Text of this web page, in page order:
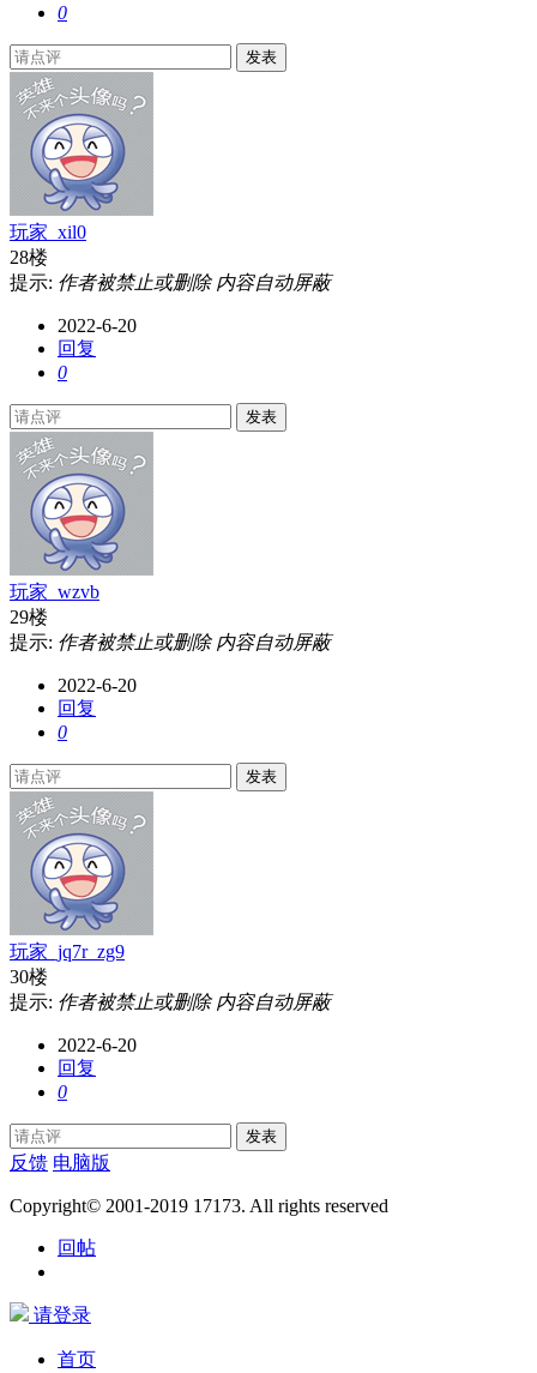
0
发表
玩家_xil0
28楼
提示: 作者被禁止或删除 内容自动屏蔽
2022-6-20
回复
0
发表
玩家_wzvb
29楼
提示: 作者被禁止或删除 内容自动屏蔽
2022-6-20
回复
0
发表
玩家_jq7r_zg9
30楼
提示: 作者被禁止或删除 内容自动屏蔽
2022-6-20
回复
0
发表
反馈 电脑版
Copyright© 2001-2019 17173. All rights reserved
回帖
请登录
首页